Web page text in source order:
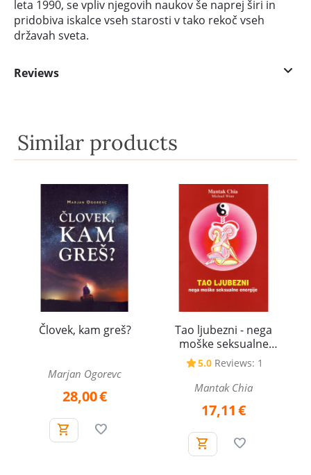
leta 1990, se vpliv njegovih naukov še naprej širi in
pridobiva iskalce vseh starosti v tako rekoč vseh
državah sveta.
Reviews
Similar products
Človek, kam greš?
Marjan Ogorevc
28,00€
Tao ljubezni - nega
moške seksualne
energije
5.0 Reviews: 1
Mantak Chia
17,11€